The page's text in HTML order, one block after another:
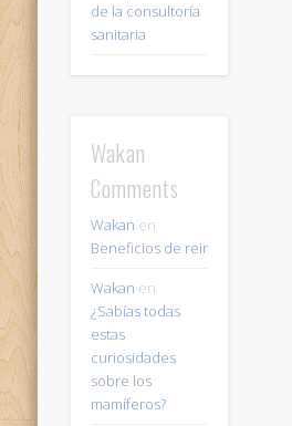
de la consultoría
sanitaria
Wakan
Comments
Wakan en
Beneficios de reir
Wakan en
¿Sabías todas
estas
curiosidades
sobre los
mamíferos?